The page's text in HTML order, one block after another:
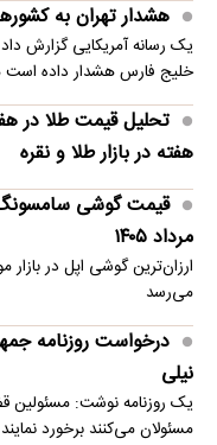
هشدار تهران به
یک رسانه آمریکایی گزارش
خلیج فارس هشدار داده است
هفته در بازار طلا و نقره
مرداد ۱۴۰۵
می‌رسد
درخواست روزنامه
نیلی
یک روزنامه نوشت: مسئولین
مسئولان می‌کنند برخورد